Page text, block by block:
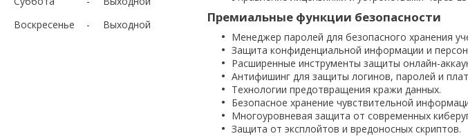
Воскресенье
Выходной Премиальные функции безопасности
Менеджер паролей для безопасного хранения
Защита конфиденциальной информации и
Расширенные инструменты защиты онлайн-
Антифишинг для защиты логинов, паролей и
Технологии предотвращения кражи данных.
Безопасное хранение чувствительной
Многоуровневая защита от современных
Защита от эксплойтов и вредоносных скриптов.